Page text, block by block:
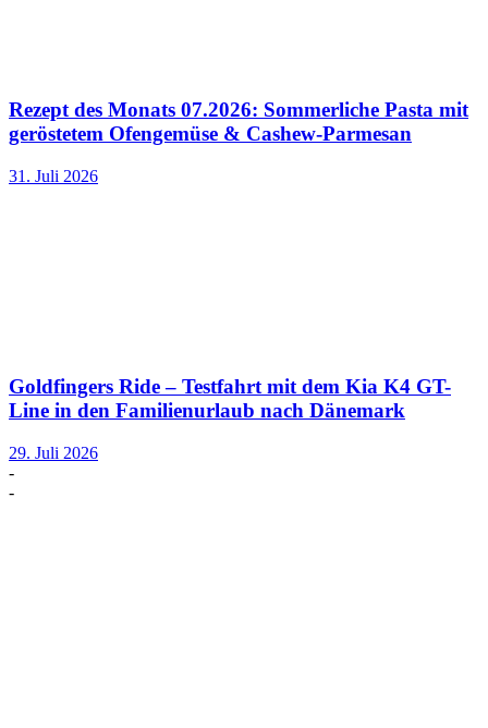
Rezept des Monats 07.2026: Sommerliche Pasta mit
geröstetem Ofengemüse & Cashew-Parmesan
31. Juli 2026
Goldfingers Ride – Testfahrt mit dem Kia K4 GT-
Line in den Familienurlaub nach Dänemark
29. Juli 2026
-
-